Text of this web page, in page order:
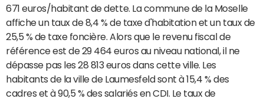
671 euros/habitant de dette. La commune de la Moselle
affiche un taux de 8,4 % de taxe d'habitation et un taux de
25,5 % de taxe foncière. Alors que le revenu fiscal de
référence est de 29 464 euros au niveau national, il ne
dépasse pas les 28 813 euros dans cette ville. Les
habitants de la ville de Laumesfeld sont à 15,4 % des
cadres et à 90,5 % des salariés en CDI. Le taux de